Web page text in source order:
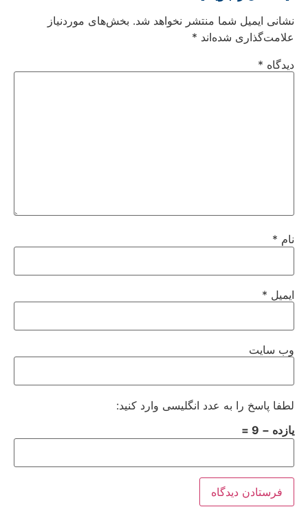
نشانی ایمیل شما منتشر نخواهد شد. بخش‌های موردنیاز
علامت‌گذاری شده‌اند *
دیدگاه *
نام *
ایمیل *
وب‌ سایت
لطفا پاسخ را به عدد انگلیسی وارد کنید:
یازده − 9 =